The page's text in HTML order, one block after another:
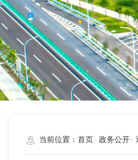
当前位置： 首页 政务公开